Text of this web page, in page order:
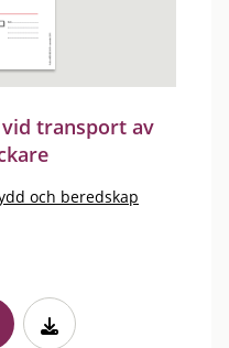
vid transport av
och beredskap